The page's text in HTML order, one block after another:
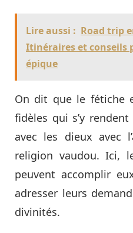
Lire aussi : Road trip
Itinéraires et conseils
épique
On dit que le fétiche
fidèles qui s’y
avec les dieux avec
religion vaudou. Ici,
peuvent accomplir
adresser leurs
divinités.